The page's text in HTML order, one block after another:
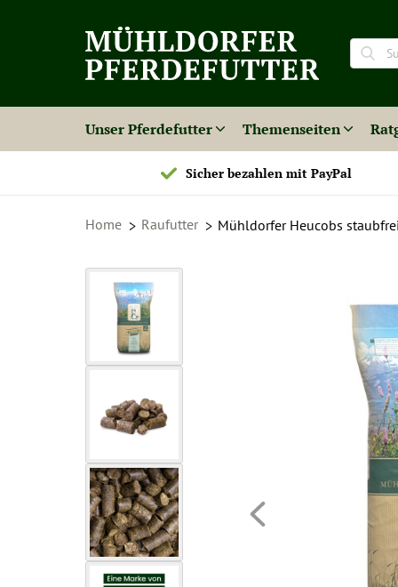
Unser Pferdefutter Themenseiten
Sicher bezahlen mit PayPal
Home Raufutter Mühldorfer Heucobs